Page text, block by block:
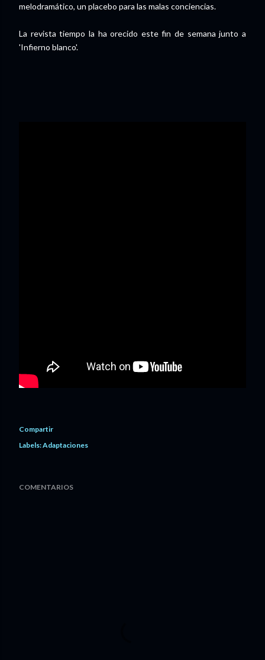
melodramático, un placebo para las malas conciencias.
La revista tiempo la ha orecido este fin de semana junto a
'Infierno blanco'.
Compartir
Labels:Adaptaciones
COMENTARIOS